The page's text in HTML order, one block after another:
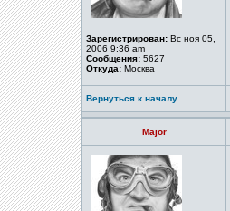
Зарегистрирован: Вс ноя 05,
2006 9:36 am
Сообщения: 5627
Откуда: Москва
Вернуться к началу
Major